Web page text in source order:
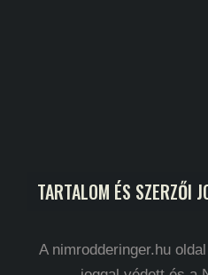
TARTALOM ÉS SZERZŐI
A nimrodderinger.hu